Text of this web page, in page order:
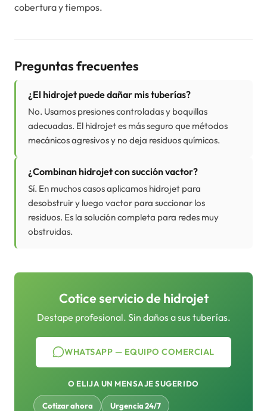
cobertura y tiempos.
Preguntas frecuentes
¿El hidrojet puede dañar mis tuberías?
No. Usamos presiones controladas y boquillas
adecuadas. El hidrojet es más seguro que métodos
mecánicos agresivos y no deja residuos químicos.
¿Combinan hidrojet con succión vactor?
Sí. En muchos casos aplicamos hidrojet para
desobstruir y luego vactor para succionar los
residuos. Es la solución completa para redes muy
obstruidas.
Cotice servicio de hidrojet
Destape profesional. Sin daños a sus tuberías.
WHATSAPP — EQUIPO COMERCIAL
O ELIJA UN MENSAJE SUGERIDO
Cotizar ahora Urgencia 24/7